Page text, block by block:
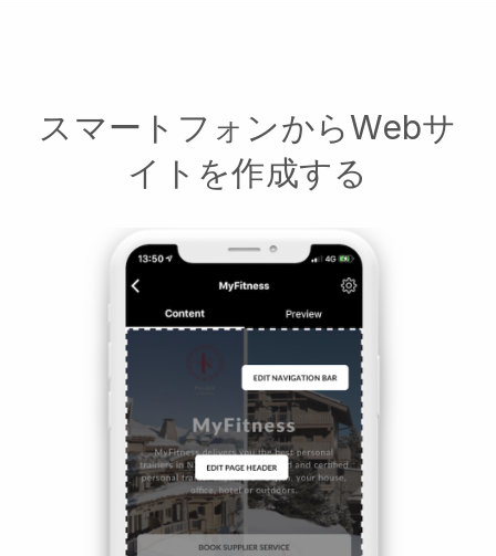
スマートフォンからWebサ
イトを作成する